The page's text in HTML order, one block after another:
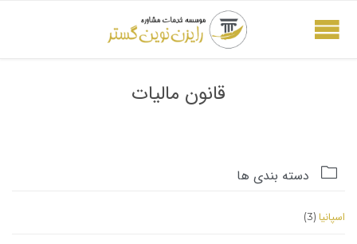
قانون مالیات
 دسته بندی ها
اسپانیا (3)